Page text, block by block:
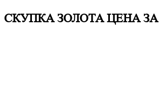
СКУПКА ЗОЛОТА ЦЕНА